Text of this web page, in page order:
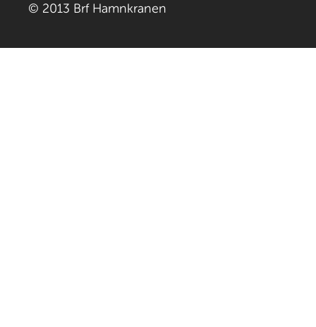
© 2013 Brf Hamnkranen